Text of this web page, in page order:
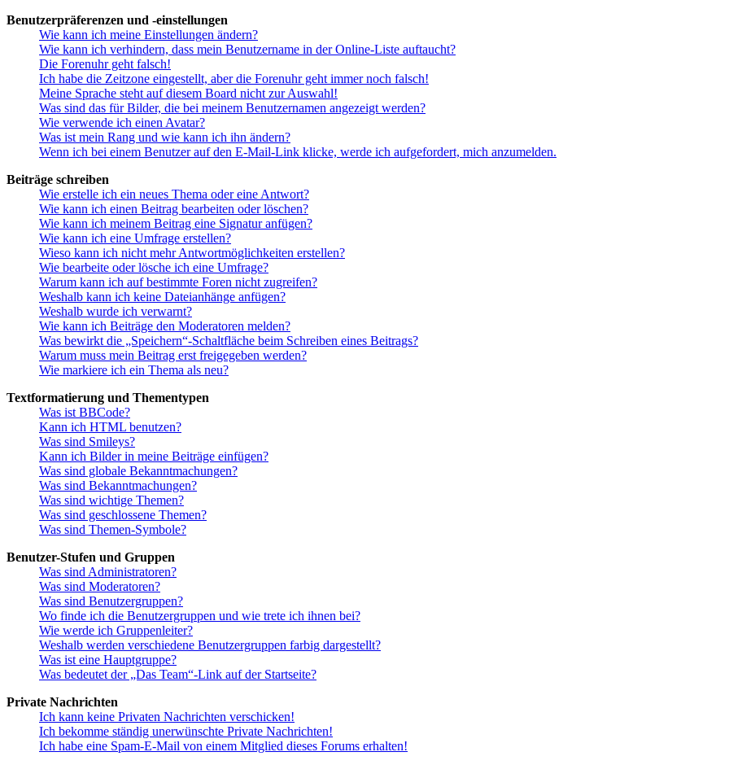
Benutzerpräferenzen und -einstellungen
Wie kann ich meine Einstellungen ändern?
Wie kann ich verhindern, dass mein Benutzername in der Online-Liste auftaucht?
Die Forenuhr geht falsch!
Ich habe die Zeitzone eingestellt, aber die Forenuhr geht immer noch falsch!
Meine Sprache steht auf diesem Board nicht zur Auswahl!
Was sind das für Bilder, die bei meinem Benutzernamen angezeigt werden?
Wie verwende ich einen Avatar?
Was ist mein Rang und wie kann ich ihn ändern?
Wenn ich bei einem Benutzer auf den E-Mail-Link klicke, werde ich aufgefordert, mich anzumelden.
Beiträge schreiben
Wie erstelle ich ein neues Thema oder eine Antwort?
Wie kann ich einen Beitrag bearbeiten oder löschen?
Wie kann ich meinem Beitrag eine Signatur anfügen?
Wie kann ich eine Umfrage erstellen?
Wieso kann ich nicht mehr Antwortmöglichkeiten erstellen?
Wie bearbeite oder lösche ich eine Umfrage?
Warum kann ich auf bestimmte Foren nicht zugreifen?
Weshalb kann ich keine Dateianhänge anfügen?
Weshalb wurde ich verwarnt?
Wie kann ich Beiträge den Moderatoren melden?
Was bewirkt die „Speichern“-Schaltfläche beim Schreiben eines Beitrags?
Warum muss mein Beitrag erst freigegeben werden?
Wie markiere ich ein Thema als neu?
Textformatierung und Thementypen
Was ist BBCode?
Kann ich HTML benutzen?
Was sind Smileys?
Kann ich Bilder in meine Beiträge einfügen?
Was sind globale Bekanntmachungen?
Was sind Bekanntmachungen?
Was sind wichtige Themen?
Was sind geschlossene Themen?
Was sind Themen-Symbole?
Benutzer-Stufen und Gruppen
Was sind Administratoren?
Was sind Moderatoren?
Was sind Benutzergruppen?
Wo finde ich die Benutzergruppen und wie trete ich ihnen bei?
Wie werde ich Gruppenleiter?
Weshalb werden verschiedene Benutzergruppen farbig dargestellt?
Was ist eine Hauptgruppe?
Was bedeutet der „Das Team“-Link auf der Startseite?
Private Nachrichten
Ich kann keine Privaten Nachrichten verschicken!
Ich bekomme ständig unerwünschte Private Nachrichten!
Ich habe eine Spam-E-Mail von einem Mitglied dieses Forums erhalten!